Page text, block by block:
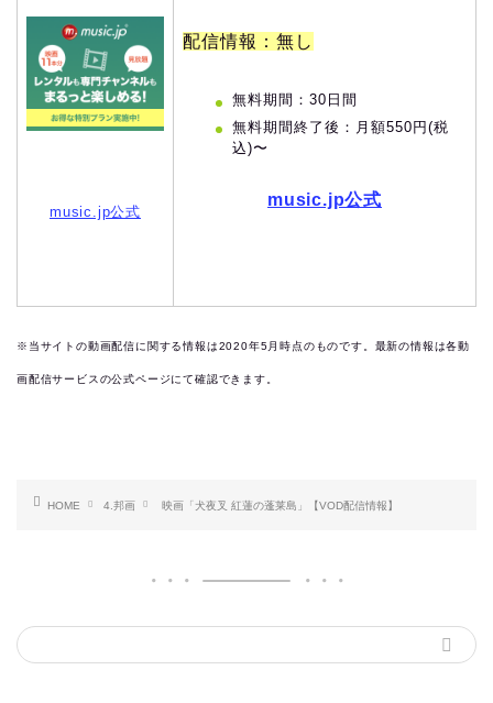
music.jp公式
配信情報：無し
無料期間：30日間
無料期間終了後：月額550円(税
込)〜
music.jp公式
※当サイトの動画配信に関する情報は2020年5月時点のものです。最新の情報は各動
画配信サービスの公式ページにて確認できます。
HOME 4.邦画 映画「犬夜叉 紅蓮の蓬莱島」【VOD配信情報】